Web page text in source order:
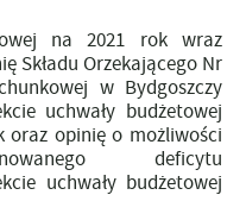
na 2021 rok wraz
Składu Orzekającego Nr
w Bydgoszczy
uchwały budżetowej
oraz opinię o możliwości
deficytu
uchwały budżetowej